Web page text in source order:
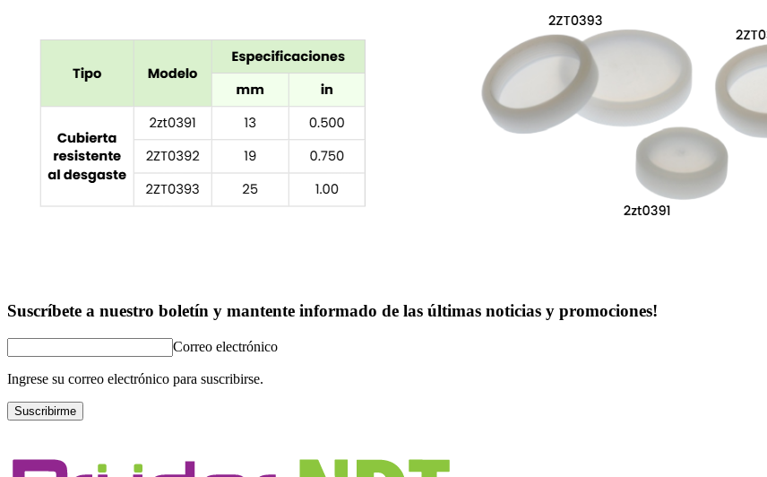
Suscríbete a nuestro boletín y mantente informado de las últimas noticias y promociones!
Correo electrónico
Ingrese su correo electrónico para suscribirse.
Suscribirme